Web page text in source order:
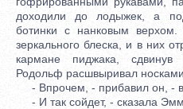
доходили до лодыжек, а
ботинки с нанковым
зеркального блеска, и в них
кармане пиджака,
Родольф расшвыривал носками
- Впрочем, - прибавил он, - в
- И так сойдет, - сказала